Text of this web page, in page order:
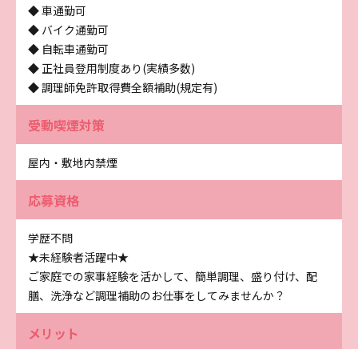
◆ 車通勤可
◆ バイク通勤可
◆ 自転車通勤可
◆ 正社員登用制度あり(実績多数)
◆ 調理師免許取得費全額補助(規定有)
受動喫煙対策
屋内・敷地内禁煙
応募資格
学歴不問
★未経験者活躍中★
ご家庭での家事経験を活かして、簡単調理、盛り付け、配
膳、洗浄など調理補助のお仕事をしてみませんか？
メリット